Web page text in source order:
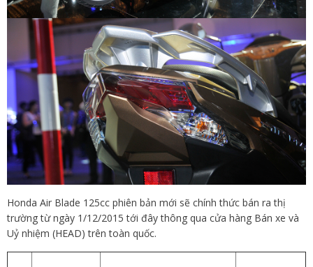
Honda Air Blade 125cc phiên bản mới sẽ chính thức bán ra thị
trường từ ngày 1/12/2015 tới đây thông qua cửa hàng Bán xe và
Uỷ nhiệm (HEAD) trên toàn quốc.